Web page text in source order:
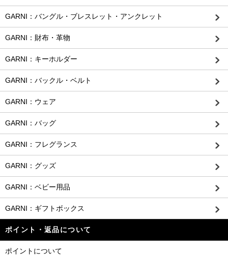
GARNI：バングル・ブレスレット・アンクレット
GARNI：財布・革物
GARNI：キーホルダー
GARNI：バックル・ベルト
GARNI：ウェア
GARNI：バッグ
GARNI：フレグランス
GARNI：グッズ
GARNI：ベビー用品
GARNI：ギフトボックス
ポイント・返品について
ポイントについて